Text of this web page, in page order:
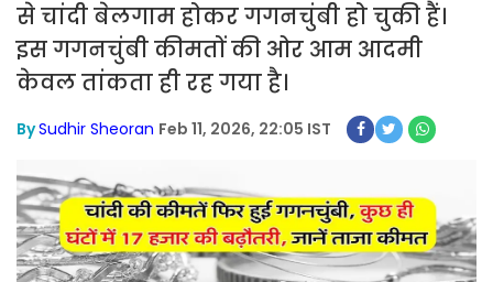
से चांदी बेलगाम होकर गगनचुंबी हो चुकी हैं।
इस गगनचुंबी कीमतों की ओर आम आदमी
केवल तांकता ही रह गया है।
BySudhir Sheoran Feb 11, 2026, 22:05 IST